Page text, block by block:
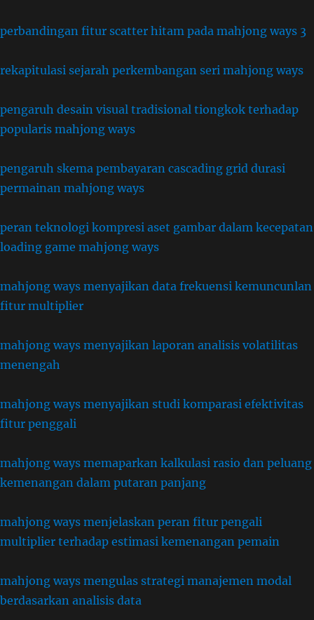
perbandingan fitur scatter hitam pada mahjong ways 3
rekapitulasi sejarah perkembangan seri mahjong ways
pengaruh desain visual tradisional tiongkok terhadap
popularis mahjong ways
pengaruh skema pembayaran cascading grid durasi
permainan mahjong ways
peran teknologi kompresi aset gambar dalam kecepatan
loading game mahjong ways
mahjong ways menyajikan data frekuensi kemuncunlan
fitur multiplier
mahjong ways menyajikan laporan analisis volatilitas
menengah
mahjong ways menyajikan studi komparasi efektivitas
fitur penggali
mahjong ways memaparkan kalkulasi rasio dan peluang
kemenangan dalam putaran panjang
mahjong ways menjelaskan peran fitur pengali
multiplier terhadap estimasi kemenangan pemain
mahjong ways mengulas strategi manajemen modal
berdasarkan analisis data